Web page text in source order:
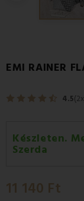
EMI RAINER
4.5
Készleten.
Szerda
Csütörtök
11 140 Ft